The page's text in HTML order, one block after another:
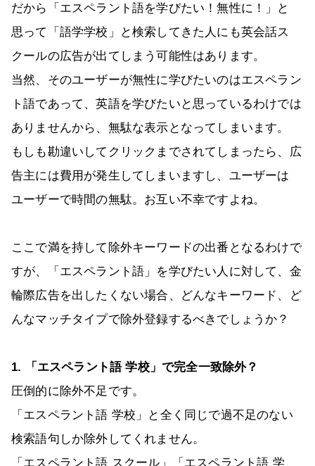
だから「エスペラント語を学びたい！無性に！」と
思って「語学学校」と検索してきた人にも英会話ス
クールの広告が出てしまう可能性はあります。
当然、そのユーザーが無性に学びたいのはエスペラン
ト語であって、英語を学びたいと思っているわけでは
ありませんから、無駄な表示となってしまいます。
もしも勘違いしてクリックまでされてしまったら、広
告主には費用が発生してしまいますし、ユーザーは
ユーザーで時間の無駄。お互い不幸ですよね。
ここで満を持して除外キーワードの出番となるわけで
すが、「エスペラント語」を学びたい人に対して、金
輪際広告を出したくない場合、どんなキーワード、ど
んなマッチタイプで除外登録するべきでしょうか？
1. 「エスペラント語 学校」で完全一致除外？
圧倒的に除外不足です。
「エスペラント語 学校」と全く同じで過不足のない
検索語句しか除外してくれません。
「エスペラント語 スクール」「エスペラント語 学